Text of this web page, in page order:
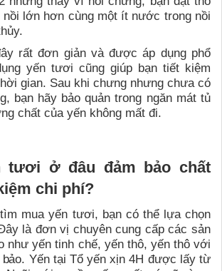
nồi lớn hơn cùng một ít nước trong nồi
rất đơn giản và được áp dụng phổ
yến tươi cũng giúp bạn tiết kiệm
gian. Sau khi chưng nhưng chưa có
bạn hãy bảo quản trong ngăn mát tủ
chất của yến không mất đi.
tươi ở đâu đảm bảo chất
chi phí?
mua yến tươi, bạn có thể lựa chọn
là đơn vị chuyên cung cấp các sản
như yến tinh chế, yến thô, yến thô với
Yến tại Tổ yến xịn 4H được lấy từ